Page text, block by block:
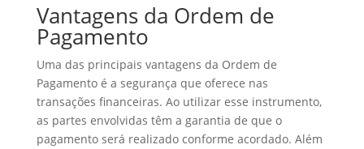
Vantagens da Ordem de
Pagamento
Uma das principais vantagens da Ordem de
Pagamento é a segurança que oferece nas
transações financeiras. Ao utilizar esse instrumento,
as partes envolvidas têm a garantia de que o
pagamento será realizado conforme acordado. Além